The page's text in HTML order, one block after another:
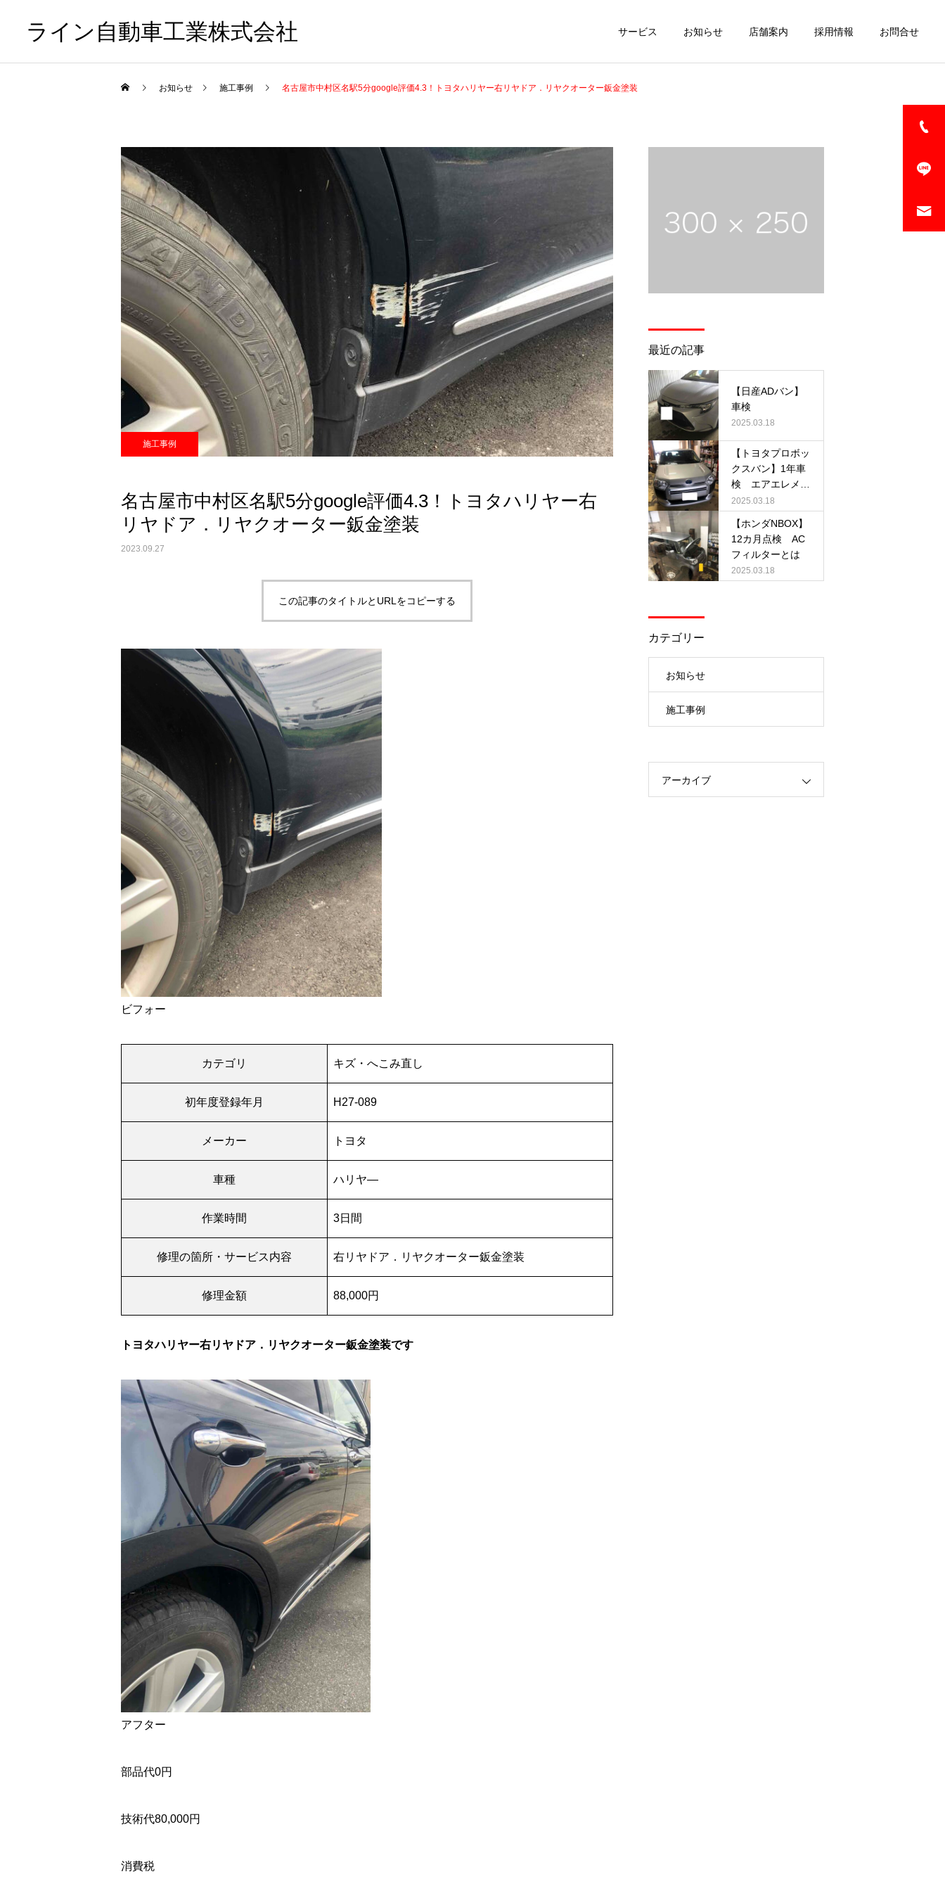
ライン自動車工業株式会社 サービス お知らせ 店舗案内 採用情報 お問合せ
お知らせ 施工事例 名古屋市中村区名駅5分google評価4.3！トヨタハリヤー右リヤドア．リヤクオーター鈑金塗装
施工事例
名古屋市中村区名駅5分google評価4.3！トヨタハリヤー右
リヤドア．リヤクオーター鈑金塗装
2023.09.27
この記事のタイトルとURLをコピーする
ビフォー
カテゴリ キズ・へこみ直し
初年度登録年月 H27-089
メーカー トヨタ
車種 ハリヤ―
作業時間 3日間
修理の箇所・サービス内容 右リヤドア．リヤクオーター鈑金塗装
修理金額 88,000円
トヨタハリヤー右リヤドア．リヤクオーター鈑金塗装です
アフター
部品代0円
技術代80,000円
消費税
最近の記事
【日産ADバン】
車検
2025.03.18
【トヨタプロボッ
クスバン】1年車
検 エアエレメン
トとは
2025.03.18
【ホンダNBOX】
12カ月点検 AC
フィルターとは
2025.03.18
カテゴリー
お知らせ
施工事例
アーカイブ